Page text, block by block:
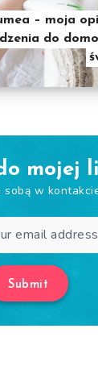
– moja
do
mojej
sobą w
Submit